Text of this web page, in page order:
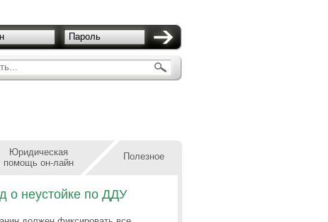
Пароль
Юридическая
помощь он-лайн
Полезное
о неустойке по ДДУ